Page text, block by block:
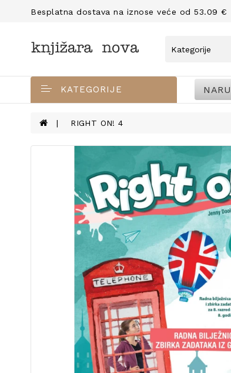
Besplatna dostava na iznose veće od 53.09 €
KATEGORIJE
RIGHT ON! 4